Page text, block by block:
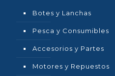
Botes y Lanchas
Pesca y Consumibles
Accesorios y Partes
Motores y Repuestos